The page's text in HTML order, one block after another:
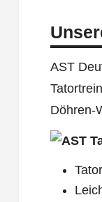
AST
Döhren-